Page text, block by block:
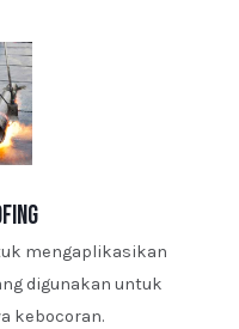
mengaplikasikan
digunakan untuk
kebocoran.